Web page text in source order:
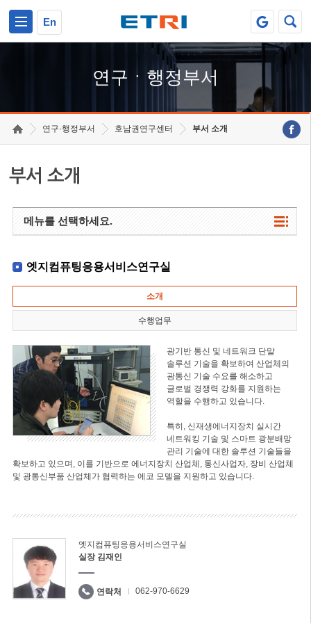
En
연구ㆍ행정부서
연구·행정부서 호남권연구센터 부서 소개
부서 소개
메뉴를 선택하세요.
엣지컴퓨팅응용서비스연구실
소개
수행업무
광기반 통신 및 네트워크 단말
솔루션 기술을 확보하여 산업체의
광통신 기술 수요를 해소하고
글로벌 경쟁력 강화를 지원하는
역할을 수행하고 있습니다.
특히, 신재생에너지장치 실시간
네트워킹 기술 및 스마트 광분배망
관리 기술에 대한 솔루션 기술들을
확보하고 있으며, 이를 기반으로 에너지장치 산업체, 통신사업자, 장비 산업체
및 광통신부품 산업체가 협력하는 에코 모델을 지원하고 있습니다.
엣지컴퓨팅응용서비스연구실
실장 김재인
연락처 062-970-6629